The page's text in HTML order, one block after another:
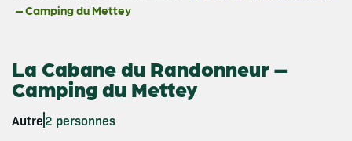
– Camping du Mettey
La Cabane du Randonneur –
Camping du Mettey
Autre2 personnes